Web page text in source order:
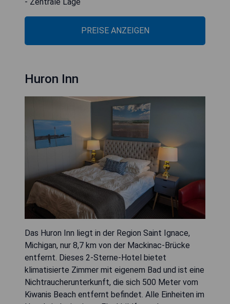
- Zentrale Lage
PREISE ANZEIGEN
Huron Inn
Das Huron Inn liegt in der Region Saint Ignace,
Michigan, nur 8,7 km von der Mackinac-Brücke
entfernt. Dieses 2-Sterne-Hotel bietet
klimatisierte Zimmer mit eigenem Bad und ist eine
Nichtraucherunterkunft, die sich 500 Meter vom
Kiwanis Beach entfernt befindet. Alle Einheiten im